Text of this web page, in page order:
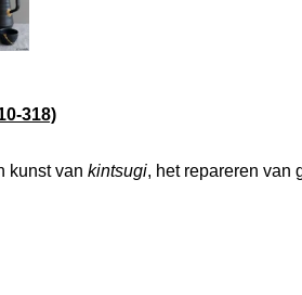
318)
kunst van kintsugi, het repareren van